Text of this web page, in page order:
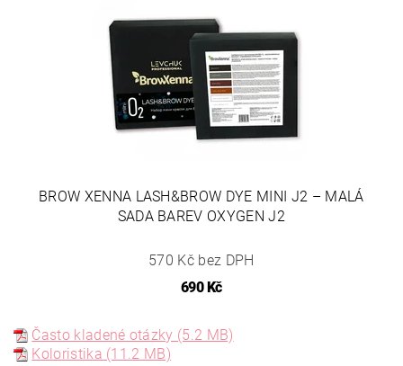
BROW XENNA LASH&BROW DYE MINI J2 – MALÁ
SADA BAREV OXYGEN J2
570 Kč bez DPH
690 Kč
Často kladené otázky (5.2 MB)
Koloristika (11.2 MB)